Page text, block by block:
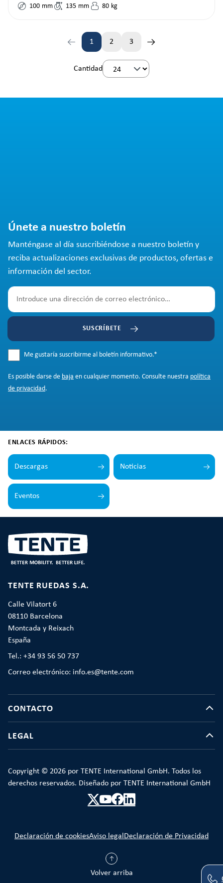
100 mm 135 mm 80 kg
Página
1 2
Página
3
Cantidad
Únete a nuestro boletín
Manténgase al día suscribiéndose a nuestro boletín y
reciba actualizaciones exclusivas de productos, ofertas e
información del sector.
SUSCRÍBETE
Me gustaría suscribirme al boletín informativo.*
Es posible darse de baja en cualquier momento. Consulte nuestra política
de privacidad.
ENLACES RÁPIDOS:
Descargas Noticias
Eventos
TENTE RUEDAS S.A.
Calle Vilatort 6
08110 Barcelona
Montcada y Reixach
España
Tel.: +34 93 56 50 737
Correo electrónico: info.es@tente.com
CONTACTO
LEGAL
Copyright © 2026 por TENTE International GmbH. Todos los
derechos reservados. Diseñado por TENTE International GmbH
Volver arriba
Declaración de cookiesAviso legal Declaración de Privacidad